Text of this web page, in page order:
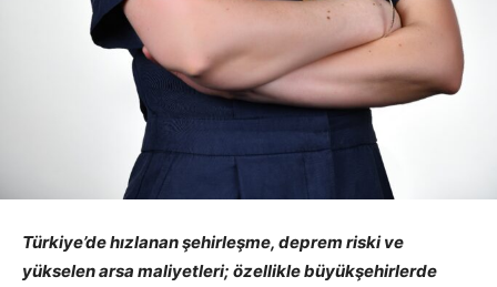
Türkiye’de hızlanan şehirleşme, deprem riski ve
yükselen arsa maliyetleri; özellikle büyükşehirlerde